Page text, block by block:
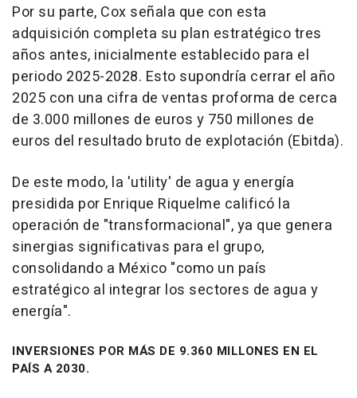
Por su parte, Cox señala que con esta
adquisición completa su plan estratégico tres
años antes, inicialmente establecido para el
periodo 2025-2028. Esto supondría cerrar el año
2025 con una cifra de ventas proforma de cerca
de 3.000 millones de euros y 750 millones de
euros del resultado bruto de explotación (Ebitda).
De este modo, la 'utility' de agua y energía
presidida por Enrique Riquelme calificó la
operación de "transformacional", ya que genera
sinergias significativas para el grupo,
consolidando a México "como un país
estratégico al integrar los sectores de agua y
energía".
INVERSIONES POR MÁS DE 9.360 MILLONES EN EL
PAÍS A 2030.